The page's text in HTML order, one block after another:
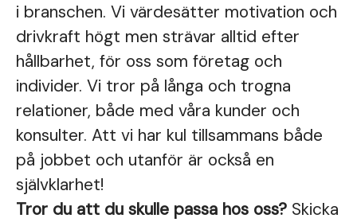
i branschen. Vi värdesätter motivation och
drivkraft högt men strävar alltid efter
hållbarhet, för oss som företag och
individer. Vi tror på långa och trogna
relationer, både med våra kunder och
konsulter. Att vi har kul tillsammans både
på jobbet och utanför är också en
självklarhet!
Tror du att du skulle passa hos oss? Skicka